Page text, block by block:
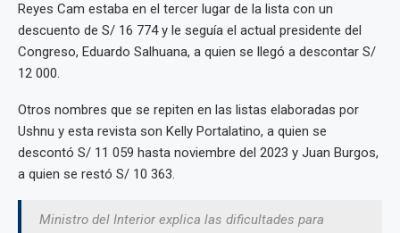
Reyes Cam estaba en el tercer lugar de la lista con un
descuento de S/ 16 774 y le seguía el actual presidente del
Congreso, Eduardo Salhuana, a quien se llegó a descontar S/
12 000.
Otros nombres que se repiten en las listas elaboradas por
Ushnu y esta revista son Kelly Portalatino, a quien se
descontó S/ 11 059 hasta noviembre del 2023 y Juan Burgos,
a quien se restó S/ 10 363.
Ministro del Interior explica las dificultades para